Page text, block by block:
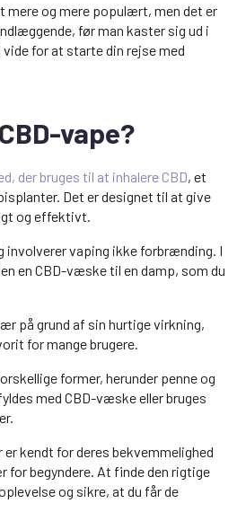
mere og mere populært, men det er
før man kaster sig ud i
vide for at starte din rejse med
vape?
der bruges til at inhalere CBD, et
Det er designet til at give
og effektivt.
involverer vaping ikke forbrænding. I
en CBD-væske til en damp, som du
på grund af sin hurtige virkning,
for mange brugere.
former, herunder penne og
med CBD-væske eller bruges
er kendt for deres bekvemmelighed
for begyndere. At finde den rigtige
og sikre, at du får de